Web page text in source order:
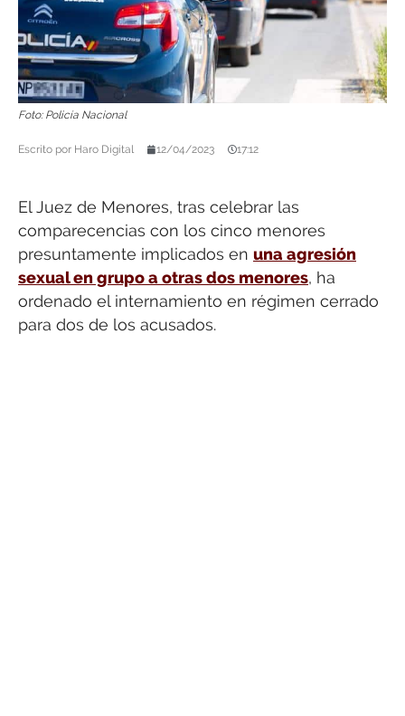
Foto: Policía Nacional
Escrito por Haro Digital 12/04/2023 17:12
El Juez de Menores, tras celebrar las
comparecencias con los cinco menores
presuntamente implicados en una agresión
sexual en grupo a otras dos menores, ha
ordenado el internamiento en régimen cerrado
para dos de los acusados.